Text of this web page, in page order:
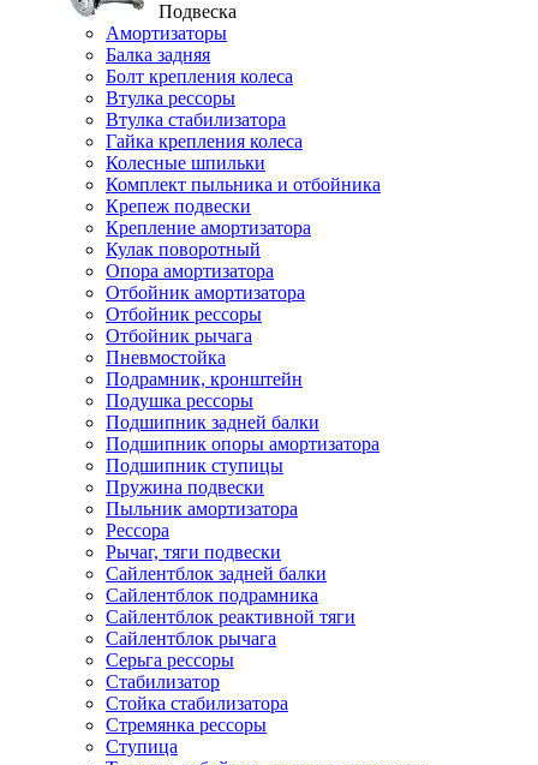
Подвеска
Амортизаторы
Балка задняя
Болт крепления колеса
Втулка рессоры
Втулка стабилизатора
Гайка крепления колеса
Колесные шпильки
Комплект пыльника и отбойника
Крепеж подвески
Крепление амортизатора
Кулак поворотный
Опора амортизатора
Отбойник амортизатора
Отбойник рессоры
Отбойник рычага
Пневмостойка
Подрамник, кронштейн
Подушка рессоры
Подшипник задней балки
Подшипник опоры амортизатора
Подшипник ступицы
Пружина подвески
Пыльник амортизатора
Рессора
Рычаг, тяги подвески
Сайлентблок задней балки
Сайлентблок подрамника
Сайлентблок реактивной тяги
Сайлентблок рычага
Серьга рессоры
Стабилизатор
Стойка стабилизатора
Стремянка рессоры
Ступица